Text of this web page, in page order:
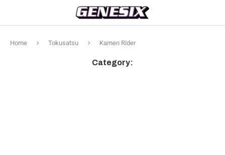
Home Tokusatsu Kamen Rider
Category: